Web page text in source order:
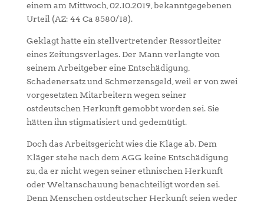
einem am Mittwoch, 02.10.2019, bekanntgegebenen
Urteil (AZ: 44 Ca 8580/18).
Geklagt hatte ein stellvertretender Ressortleiter
eines Zeitungsverlages. Der Mann verlangte von
seinem Arbeitgeber eine Entschädigung,
Schadenersatz und Schmerzensgeld, weil er von zwei
vorgesetzten Mitarbeitern wegen seiner
ostdeutschen Herkunft gemobbt worden sei. Sie
hätten ihn stigmatisiert und gedemütigt.
Doch das Arbeitsgericht wies die Klage ab. Dem
Kläger stehe nach dem AGG keine Entschädigung
zu, da er nicht wegen seiner ethnischen Herkunft
oder Weltanschauung benachteiligt worden sei.
Denn Menschen ostdeutscher Herkunft seien weder